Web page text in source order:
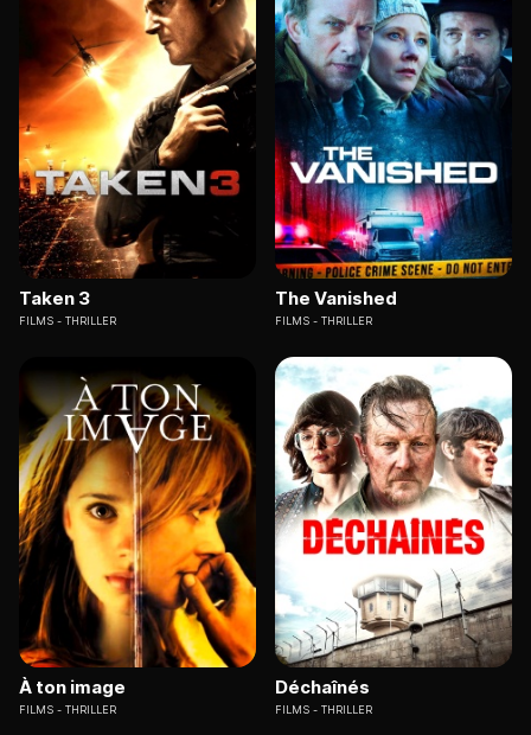
Taken 3
FILMS THRILLER
The Vanished
FILMS THRILLER
À ton image
FILMS THRILLER
Déchaînés
FILMS THRILLER